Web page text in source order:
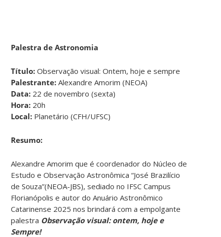
Palestra de Astronomia
Título: Observação visual: Ontem, hoje e sempre
Palestrante: Alexandre Amorim (NEOA)
Data: 22 de novembro (sexta)
Hora: 20h
Local: Planetário (CFH/UFSC)
Resumo:
Alexandre Amorim que é coordenador do Núcleo de
Estudo e Observação Astronômica “José Brazilício
de Souza”(NEOA-JBS), sediado no IFSC Campus
Florianópolis e autor do Anuário Astronômico
Catarinense 2025 nos brindará com a empolgante
palestra Observação visual: ontem, hoje e
Sempre!